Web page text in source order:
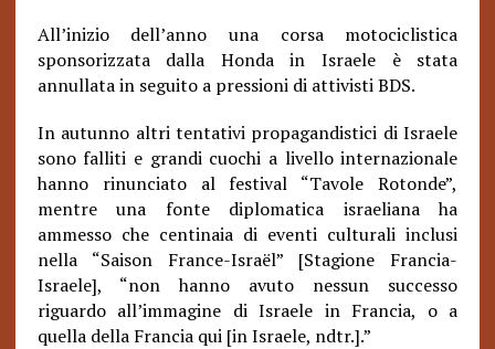
All’inizio dell’anno una corsa motociclistica
sponsorizzata dalla Honda in Israele è stata
annullata in seguito a pressioni di attivisti BDS.
In autunno altri tentativi propagandistici di Israele
sono falliti e grandi cuochi a livello internazionale
hanno rinunciato al festival “Tavole Rotonde”,
mentre una fonte diplomatica israeliana ha
ammesso che centinaia di eventi culturali inclusi
nella “Saison France-Israël” [Stagione Francia-
Israele], “non hanno avuto nessun successo
riguardo all’immagine di Israele in Francia, o a
quella della Francia qui [in Israele, ndtr.].”